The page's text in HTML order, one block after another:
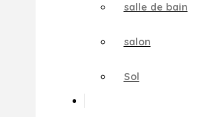
salle de bain
salon
Sol